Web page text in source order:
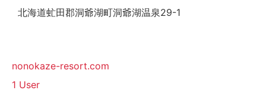
北海道虻田郡洞爺湖町洞爺湖温泉29-1
nonokaze-resort.com
1 User